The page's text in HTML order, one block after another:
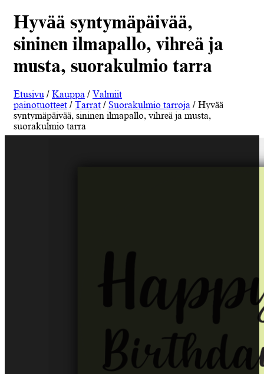
Hyvää syntymäpäivää,
sininen ilmapallo, vihreä ja
musta, suorakulmio tarra
Etusivu / Kauppa / Valmiit
painotuotteet / Tarrat / Suorakulmio tarroja / Hyvää
syntymäpäivää, sininen ilmapallo, vihreä ja musta,
suorakulmio tarra